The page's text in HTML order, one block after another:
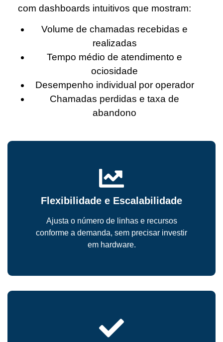
com dashboards intuitivos que mostram:
Volume de chamadas recebidas e
realizadas
Tempo médio de atendimento e
ociosidade
Desempenho individual por operador
Chamadas perdidas e taxa de
abandono
Flexibilidade e Escalabilidade
Ajusta o número de linhas e recursos
conforme a demanda, sem precisar investir
em hardware.